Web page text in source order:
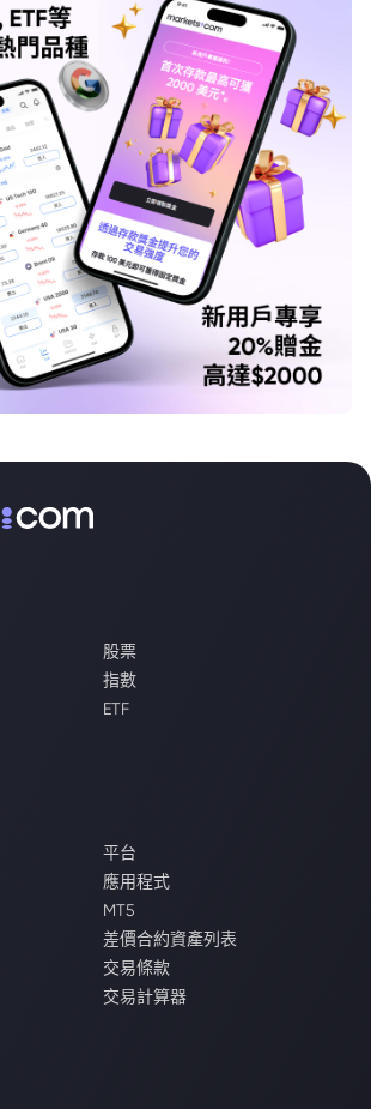
股票
指數
ETF
平台
應用程式
MT5
差價合約資產列表
交易條款
交易計算器